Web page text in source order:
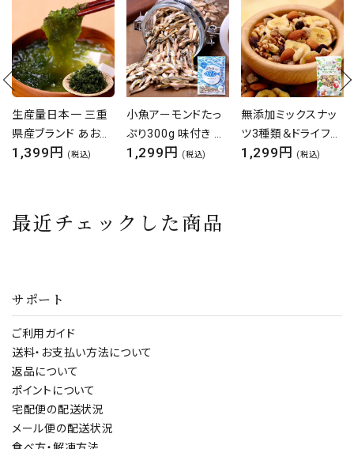
小魚アーモンドたっ
ぷり300g 味付き ア
ーモンドフィッシュ
1,299円 (税込)
無添加ミックスナッ
ツ3種類＆ドライフル
ーツ3種類⇒合計6
1,299円 (税込)
厚切り ドライマンゴ
ー300g 食べ放題♪
ソフトマンゴー ドラ
1,000円 (税込)
最近チェックした商品
サポート
ご利用ガイド
送料・お支払い方法について
返品について
ポイントについて
宅配便の配送状況
メール便の配送状況